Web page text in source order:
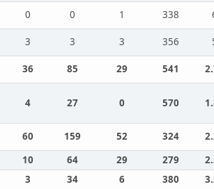
0 0 1 338
3 3 3 356
36 85 29 541
4 27 0 570
60 159 52 324
10 64 29 279
3 34 6 380